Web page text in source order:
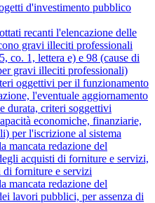
d'investimento pubblico
recanti l'elencazione delle
gravi illeciti professionali
co. 1, lettera e) e 98 (cause di
gravi illeciti professionali)
oggettivi per il funzionamento
l'eventuale aggiornamento
durata, criteri soggettivi
economiche, finanziarie,
per l'iscrizione al sistema
mancata redazione del
acquisti di forniture e servizi,
di forniture e servizi
mancata redazione del
lavori pubblici, per assenza di